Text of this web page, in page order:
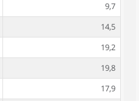
9,7
14,5
19,2
19,8
17,9